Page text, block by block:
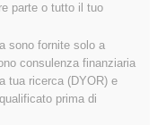
~100.00% al di sotto del
Yuan rispetto al
parte o tutto il tuo
sono fornite solo a
consulenza finanziaria
tua ricerca (DYOR) e
prima di